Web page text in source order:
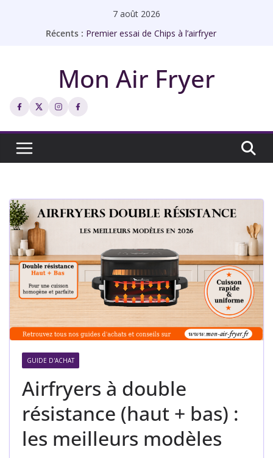
7 août 2026
Récents : Premier essai de Chips à l’airfryer
Abricots rôtis à l’airfryer
Chips de galettes à l’airfryer
Mon Air Fryer
GUIDE D'ACHAT
Airfryers à double
résistance (haut + bas) :
les meilleurs modèles